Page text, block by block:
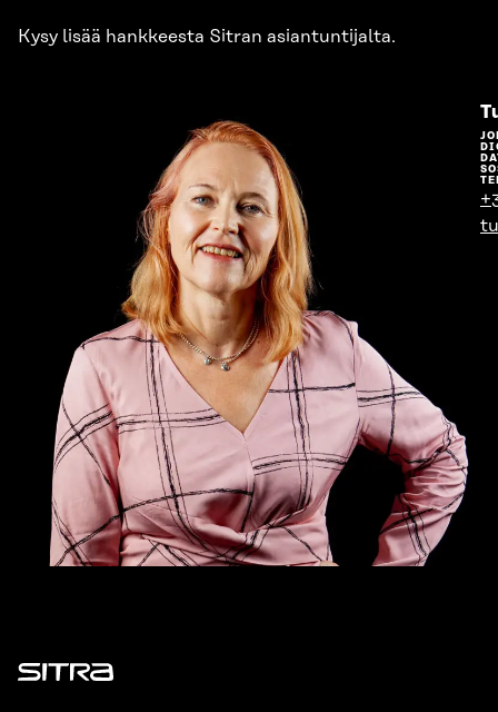
Kysy lisää hankkeesta Sitran asiantuntijalta.
Sitra